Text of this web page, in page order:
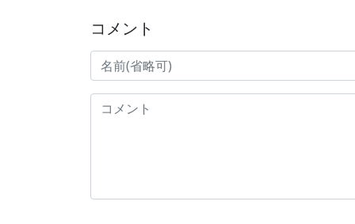
コメント